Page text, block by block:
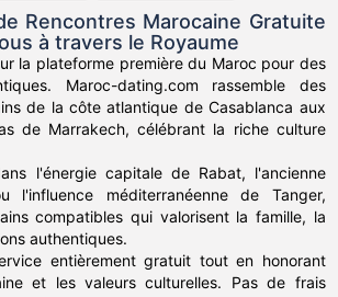
Rencontres Marocaine Gratuite
à travers le Royaume
la plateforme première du Maroc pour des
Maroc-dating.com rassemble des
de la côte atlantique de Casablanca aux
de Marrakech, célébrant la riche culture
l'énergie capitale de Rabat, l'ancienne
l'influence méditerranéenne de Tanger,
compatibles qui valorisent la famille, la
authentiques.
entièrement gratuit tout en honorant
et les valeurs culturelles. Pas de frais